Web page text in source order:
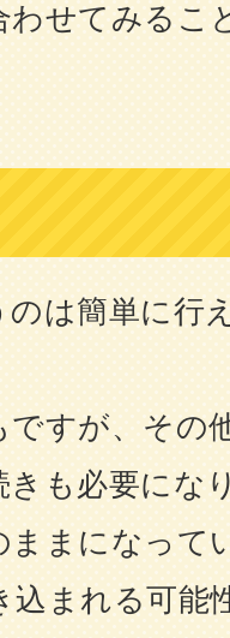
わせてみるこ
のは簡単に行
すが、その
きも必要にな
ままになって
込まれる可能